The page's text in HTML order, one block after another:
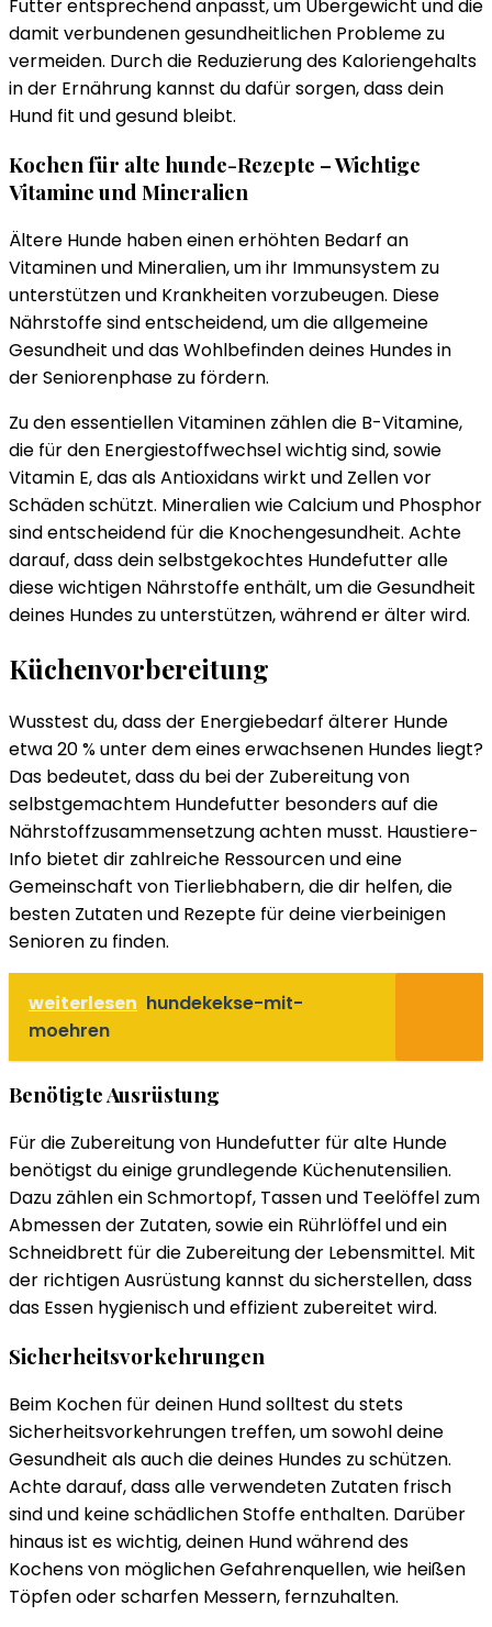
Futter entsprechend anpasst, um Übergewicht und die
damit verbundenen gesundheitlichen Probleme zu
vermeiden. Durch die Reduzierung des Kaloriengehalts
in der Ernährung kannst du dafür sorgen, dass dein
Hund fit und gesund bleibt.
Kochen für alte hunde-Rezepte – Wichtige
Vitamine und Mineralien
Ältere Hunde haben einen erhöhten Bedarf an
Vitaminen und Mineralien, um ihr Immunsystem zu
unterstützen und Krankheiten vorzubeugen. Diese
Nährstoffe sind entscheidend, um die allgemeine
Gesundheit und das Wohlbefinden deines Hundes in
der Seniorenphase zu fördern.
Zu den essentiellen Vitaminen zählen die B-Vitamine,
die für den Energiestoffwechsel wichtig sind, sowie
Vitamin E, das als Antioxidans wirkt und Zellen vor
Schäden schützt. Mineralien wie Calcium und Phosphor
sind entscheidend für die Knochengesundheit. Achte
darauf, dass dein selbstgekochtes Hundefutter alle
diese wichtigen Nährstoffe enthält, um die Gesundheit
deines Hundes zu unterstützen, während er älter wird.
Küchenvorbereitung
Wusstest du, dass der Energiebedarf älterer Hunde
etwa 20 % unter dem eines erwachsenen Hundes liegt?
Das bedeutet, dass du bei der Zubereitung von
selbstgemachtem Hundefutter besonders auf die
Nährstoffzusammensetzung achten musst. Haustiere-
Info bietet dir zahlreiche Ressourcen und eine
Gemeinschaft von Tierliebhabern, die dir helfen, die
besten Zutaten und Rezepte für deine vierbeinigen
Senioren zu finden.
weiterlesen hundekekse-mit-
moehren
Benötigte Ausrüstung
Für die Zubereitung von Hundefutter für alte Hunde
benötigst du einige grundlegende Küchenutensilien.
Dazu zählen ein Schmortopf, Tassen und Teelöffel zum
Abmessen der Zutaten, sowie ein Rührlöffel und ein
Schneidbrett für die Zubereitung der Lebensmittel. Mit
der richtigen Ausrüstung kannst du sicherstellen, dass
das Essen hygienisch und effizient zubereitet wird.
Sicherheitsvorkehrungen
Beim Kochen für deinen Hund solltest du stets
Sicherheitsvorkehrungen treffen, um sowohl deine
Gesundheit als auch die deines Hundes zu schützen.
Achte darauf, dass alle verwendeten Zutaten frisch
sind und keine schädlichen Stoffe enthalten. Darüber
hinaus ist es wichtig, deinen Hund während des
Kochens von möglichen Gefahrenquellen, wie heißen
Töpfen oder scharfen Messern, fernzuhalten.